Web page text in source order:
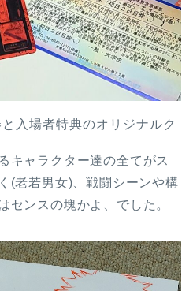
入場者特典のオリジナルク
キャラクター達の全てがス
(老若男女)、戦闘シーンや構
センスの塊かよ、でした。